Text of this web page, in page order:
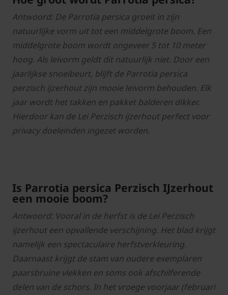
Antwoord: De Parrotia persica groeit in zijn
natuurlijke vorm uit tot een middelgrote boom. Een
middelgrote boom wordt ongeveer 5 tot 10 meter
hoog. Als leivorm geldt dit natuurlijk niet. Door een
jaarlijkse snoeibeurt, blijft de Parrotia persica
perzisch ijzerhout zijn mooie leivorm behouden. Elk
jaar wordt het takken en pakket balderen dikker.
Hierdoor kan de Lei Perzisch ijzerhout perfect voor
privacy doeleinden ingezet worden.
Is Parrotia persica Perzisch IJzerhout
een mooie boom?
Antwoord: Vooral in de herfst is de Lei Perzisch
ijzerhout een opvallende verschijning. Het blad krijgt
namelijk een spectaculaire herfstverkleuring.
Daarnaast krijgt de stam van oudere exemplaren
paarsbruine vlekken en soms ook afschilferende
delen van de schors. In het vroege voorjaar (februari